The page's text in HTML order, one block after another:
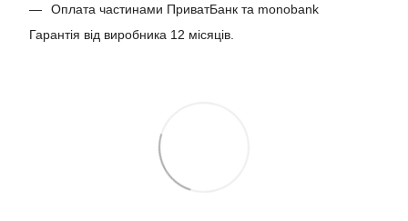
Оплата частинами ПриватБанк та monobank
Гарантія від виробника 12 місяців.